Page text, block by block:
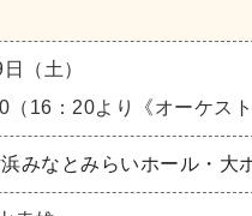
（土）
（16：20より《オーケス
みなとみらいホール・大